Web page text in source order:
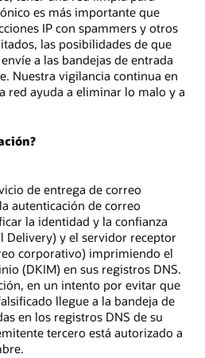
es más importante que
IP con spammers y otros
las posibilidades de que
a las bandejas de entrada
Nuestra vigilancia continua en
red ayuda a eliminar lo malo y a
de entrega de correo
autenticación de correo
la identidad y la confianza
Delivery) y el servidor receptor
corporativo) imprimiendo el
(DKIM) en sus registros DNS.
en un intento por evitar que
llegue a la bandeja de
en los registros DNS de su
tercero está autorizado a